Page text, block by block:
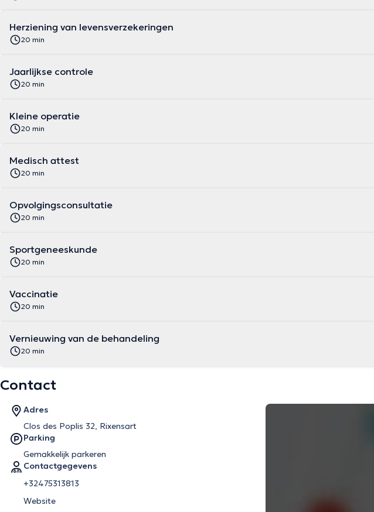
Herziening van levensverzekeringen
20 min
Jaarlijkse controle
20 min
Kleine operatie
20 min
Medisch attest
20 min
Opvolgingsconsultatie
20 min
Sportgeneeskunde
20 min
Vaccinatie
20 min
Vernieuwing van de behandeling
20 min
Contact
Adres
Clos des Poplis 32, Rixensart
Parking
Gemakkelijk parkeren
Contactgegevens
+32475313813
Website